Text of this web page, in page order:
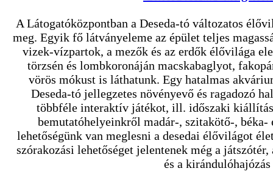
A Látogatóközpontban a Deseda-tó változatos
meg. Egyik fő látványeleme az épület teljes
vizek-vízpartok, a mezők és az erdők élővilága
törzsén és lombkoronáján macskabaglyot,
vörös mókust is láthatunk. Egy hatalmas
Deseda-tó jellegzetes növényevő és ragadozó
többféle interaktív játékot, ill. időszaki
bemutatóhelyeinkről madár-, szitakötő-,
lehetőségünk van meglesni a desedai élővilágot
szórakozási lehetőséget jelentenek még a
és a